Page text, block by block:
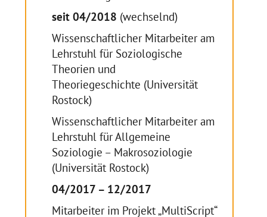
seit 04/2018 (wechselnd)
Wissenschaftlicher Mitarbeiter am
Lehrstuhl für Soziologische
Theorien und
Theoriegeschichte (Universität
Rostock)
Wissenschaftlicher Mitarbeiter am
Lehrstuhl für Allgemeine
Soziologie – Makrosoziologie
(Universität Rostock)
04/2017 – 12/2017
Mitarbeiter im Projekt „MultiScript“